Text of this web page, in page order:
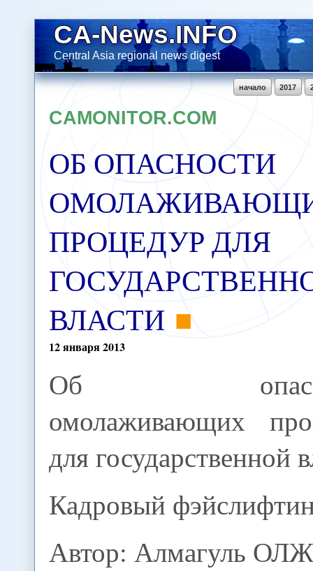
CA-News.INFO
Central Asia regional news digest
2017
начало
CAMONITOR.COM
ОБ ОПАСНОСТИ
ПРОЦЕДУР ДЛЯ
ВЛАСТИ
12января2013
Об
омолаживающих
для государственной
Кадровый
Автор: Алмагуль